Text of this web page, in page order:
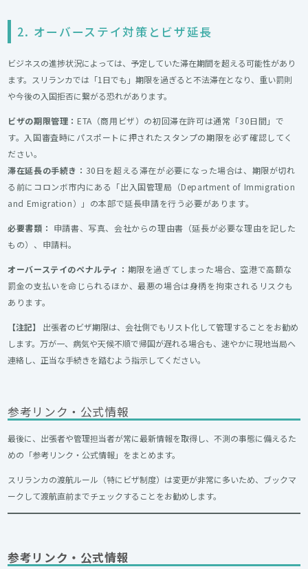
2. オーバーステイ対策とビザ延長
ビジネスの進捗状況によっては、予定していた滞在期間を超える可能性があり
ます。スリランカでは「1日でも」期限を過ぎると不法滞在となり、重い罰則
や今後の入国拒否に繋がる恐れがあります。
ビザの期限管理： ETA（商用ビザ）の初回滞在許可は通常「30日間」で
す。入国審査時にパスポートに押されたスタンプの期限を必ず確認してく
ださい。
滞在延長の手続き： 30日を超える滞在が必要になった場合は、期限が切れ
る前にコロンボ市内にある「出入国管理局（Department of Immigration
and Emigration）」の本部で延長申請を行う必要があります。
必要書類： 申請書、写真、会社からの理由書（延長が必要な理由を記した
もの）、申請料。
オーバーステイのペナルティ： 期限を過ぎてしまった場合、空港で高額な
罰金の支払いを命じられるほか、最悪の場合は身柄を拘束されるリスクも
あります。
【注記】
出張者のビザ期限は、会社側でもリスト化して管理することをお勧め
します。万が一、病気や天候不順で帰国が遅れる場合も、速やかに現地当局へ
連絡し、正当な手続きを踏むよう指示してください。
参考リンク・公式情報
最後に、出張者や管理担当者が常に最新情報を取得し、不測の事態に備えるた
めの「参考リンク・公式情報」をまとめます。
スリランカの渡航ルール（特にビザ制度）は変更が非常に多いため、ブックマ
ークして渡航直前までチェックすることをお勧めします。
参考リンク・公式情報